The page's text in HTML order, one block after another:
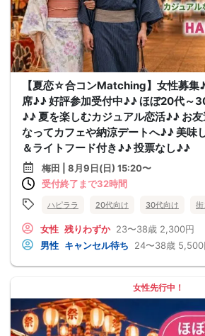
【夏恋☆合コンMatching】女性募集
席♪♪ 好評参加受付中♪♪ ほぼ20代～
♪♪ 夏を楽しむカジュアル恋活♪♪ お友
なってカフェや納涼デートへ♪♪ 美味
＆ライトフード付き♪♪ 投票なし♪♪
梅田 | 8月9日(日) 15:20〜
受付終了まで32時間
ハピララ 20代向け 30代向け 街
女性 残りわずか 23〜38歳 2,300円
男性 キャンセル待ち 24〜38歳 5,500
女性先行中！